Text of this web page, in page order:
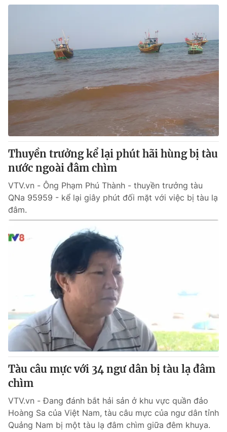
Thuyền trưởng kể lại phút hãi hùng bị tàu
nước ngoài đâm chìm
VTV.vn - Ông Phạm Phú Thành - thuyền trưởng tàu
QNa 95959 - kể lại giây phút đối mặt với việc bị tàu lạ
đâm.
Tàu câu mực với 34 ngư dân bị tàu lạ đâm
chìm
VTV.vn - Đang đánh bắt hải sản ở khu vực quần đảo
Hoàng Sa của Việt Nam, tàu câu mực của ngư dân tỉnh
Quảng Nam bị một tàu lạ đâm chìm giữa đêm khuya.